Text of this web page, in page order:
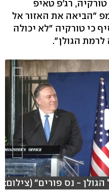
רג'פ טאיפ
"הביאה את האזור אל
כי טורקיה "לא יכולה
הגולן".
- נס פורים" (צילום: